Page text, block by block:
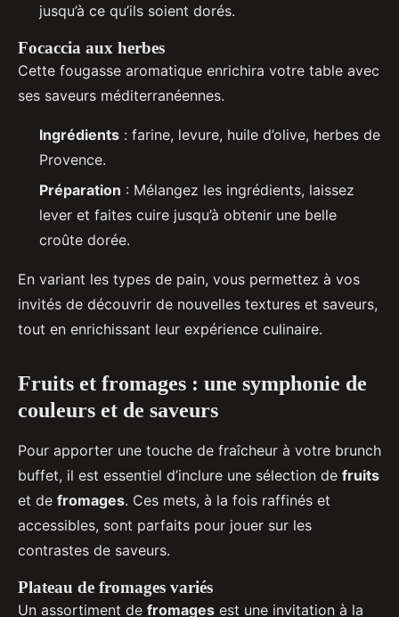
jusqu’à ce qu’ils soient dorés.
Focaccia aux herbes
Cette fougasse aromatique enrichira votre table avec
ses saveurs méditerranéennes.
Ingrédients : farine, levure, huile d’olive, herbes de
Provence.
Préparation : Mélangez les ingrédients, laissez
lever et faites cuire jusqu’à obtenir une belle
croûte dorée.
En variant les types de pain, vous permettez à vos
invités de découvrir de nouvelles textures et saveurs,
tout en enrichissant leur expérience culinaire.
Fruits et fromages : une symphonie de
couleurs et de saveurs
Pour apporter une touche de fraîcheur à votre brunch
buffet, il est essentiel d’inclure une sélection de fruits
et de fromages. Ces mets, à la fois raffinés et
accessibles, sont parfaits pour jouer sur les
contrastes de saveurs.
Plateau de fromages variés
Un assortiment de fromages est une invitation à la